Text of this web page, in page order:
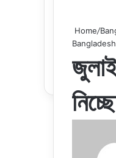
Home/
Bangladesh